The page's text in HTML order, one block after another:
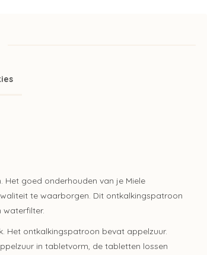
goed onderhouden van je Miele
te waarborgen. Dit ontkalkingspatroon
waterfilter.
Het ontkalkingspatroon bevat appelzuur.
in tabletvorm, de tabletten lossen